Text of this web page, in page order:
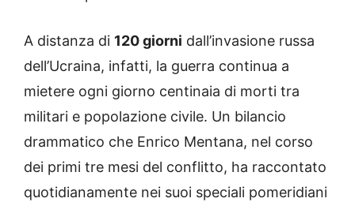
A distanza di 120 giorni dall’invasione russa
dell’Ucraina, infatti, la guerra continua a
mietere ogni giorno centinaia di morti tra
militari e popolazione civile. Un bilancio
drammatico che Enrico Mentana, nel corso
dei primi tre mesi del conflitto, ha raccontato
quotidianamente nei suoi speciali pomeridiani